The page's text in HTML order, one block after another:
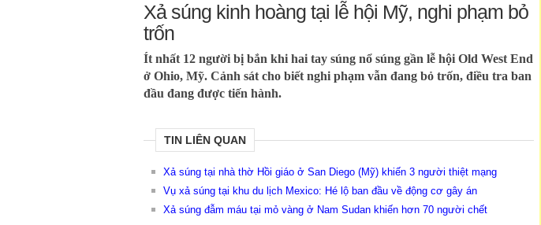
Xả súng kinh hoàng tại lễ hội Mỹ, nghi phạm bỏ
trốn
Ít nhất 12 người bị bắn khi hai tay súng nổ súng gần lễ hội Old West End
ở Ohio, Mỹ. Cảnh sát cho biết nghi phạm vẫn đang bỏ trốn, điều tra ban
đầu đang được tiến hành.
TIN LIÊN QUAN
Xả súng tại nhà thờ Hồi giáo ở San Diego (Mỹ) khiến 3 người thiệt mạng
Vụ xả súng tại khu du lịch Mexico: Hé lộ ban đầu về động cơ gây án
Xả súng đẫm máu tại mỏ vàng ở Nam Sudan khiến hơn 70 người chết